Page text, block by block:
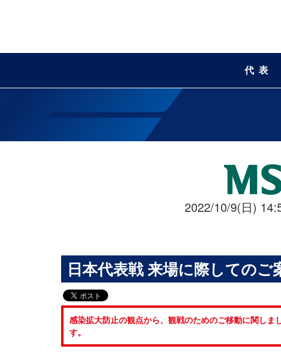
代表
2022/10/9(日)
日本代表戦 来場に際してのご
感染拡大防止の観点から、観戦のためのご移動に関し
す。